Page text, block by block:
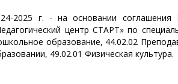
2025 г. - на основании
центр СТАРТ» по
образование, 44.02.02
49.02.01 Физическая культура.